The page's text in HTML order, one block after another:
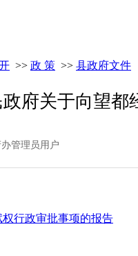
>> 政 策 >> 县政府文件
府关于向望都
管理员用户
行政审批事项的报告